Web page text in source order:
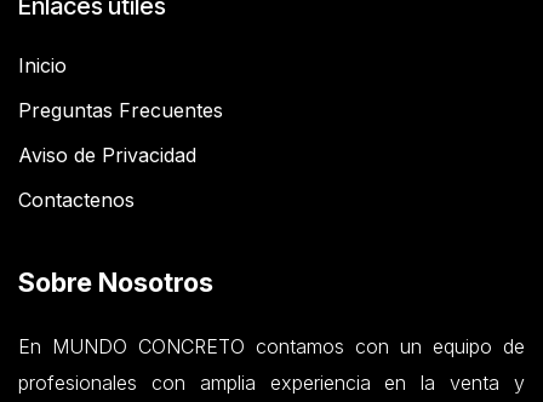
Enlaces útiles
Inicio
Preguntas Frecuentes
Aviso de Privacidad
Contactenos
Sobre Nosotros
En MUNDO CONCRETO contamos con un equipo de
profesionales con amplia experiencia en la venta y